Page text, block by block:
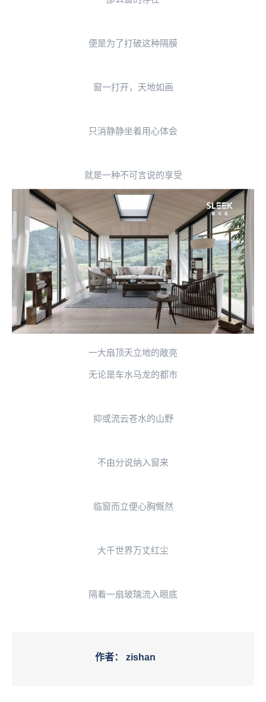
便是为了打破这种隔膜
窗一打开，天地如画
只消静静坐着用心体会
就是一种不可言说的享受
一大扇顶天立地的敞亮
无论是车水马龙的都市
抑或流云苍水的山野
不由分说纳入窗来
临窗而立便心胸慨然
大千世界万丈红尘
隔着一扇玻璃流入眼底
作者： zishan